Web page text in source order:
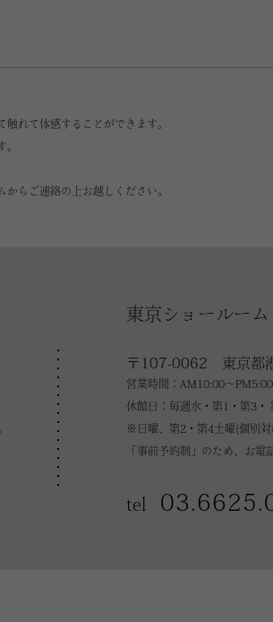
れて体感することができます。
。
からご連絡の上お越しください。
東京ショールーム
〒107-0062 東京都
営業時間：AM10:00～PM5:00
休館日：毎週水・第1・第3・
※日曜、第2・第4土曜(個別
「事前予約制」のため、お
tel